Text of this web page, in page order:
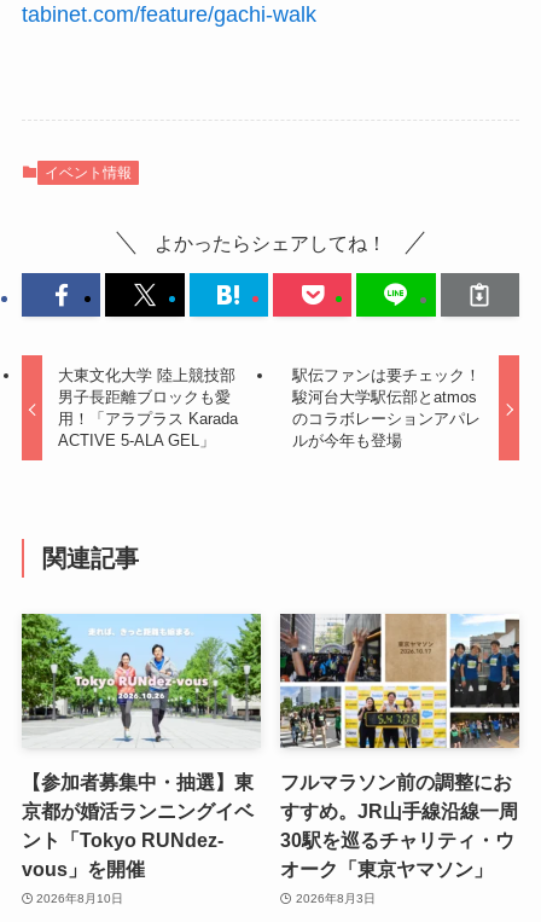
tabinet.com/feature/gachi-walk
イベント情報
よかったらシェアしてね！
大東文化大学 陸上競技部
男子長距離ブロックも愛
用！「アラプラス Karada
ACTIVE 5-ALA GEL」
駅伝ファンは要チェック！
駿河台大学駅伝部とatmos
のコラボレーションアパレ
ルが今年も登場
関連記事
【参加者募集中・抽選】東
京都が婚活ランニングイベ
ント「Tokyo RUNdez-
vous」を開催
2026年8月10日
フルマラソン前の調整にお
すすめ。JR山手線沿線一周
30駅を巡るチャリティ・ウ
オーク「東京ヤマソン」
2026年8月3日